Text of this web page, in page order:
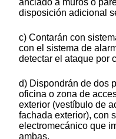
disposición adicional
c) Contarán con
con el sistema de
detectar el ataque por
d) Dispondrán de dos
oficina o zona de
exterior (vestíbulo de
fachada exterior), con
electromecánico que
ambas.